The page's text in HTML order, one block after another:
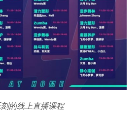
刻的线上直播课程